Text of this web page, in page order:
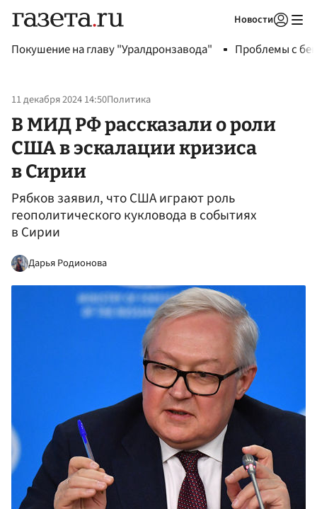
Новости
Покушение на главу "Уралдронзавода" Проблемы с
11 декабря 2024 14:50Политика
В МИД РФ рассказали о роли
США в эскалации кризиса
в Сирии
Рябков заявил, что США играют роль
геополитического кукловода в событиях
в Сирии
Дарья Родионова